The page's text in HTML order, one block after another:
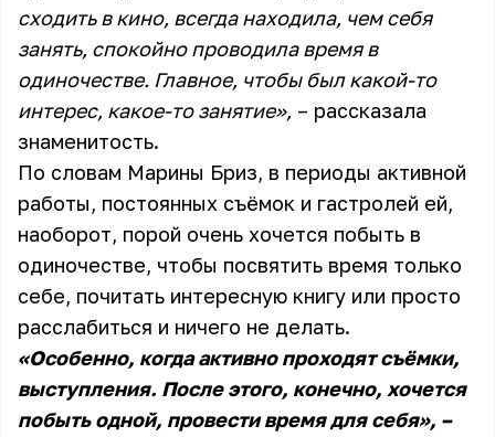
сходить в кино, всегда находила, чем себя
занять, спокойно проводила время в
одиночестве. Главное, чтобы был какой-то
интерес, какое-то занятие», – рассказала
знаменитость.
По словам Марины Бриз, в периоды активной
работы, постоянных съёмок и гастролей ей,
наоборот, порой очень хочется побыть в
одиночестве, чтобы посвятить время только
себе, почитать интересную книгу или просто
расслабиться и ничего не делать.
«Особенно, когда активно проходят съёмки,
выступления. После этого, конечно, хочется
побыть одной, провести время для себя», –